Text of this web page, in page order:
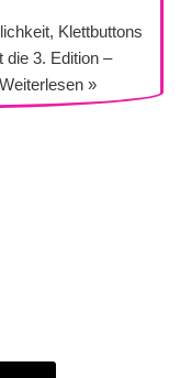
Klettbuttons
die 3. Edition –
Weiterlesen »